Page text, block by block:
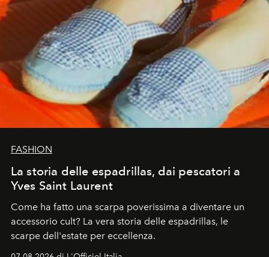
FASHION
La storia delle espadrillas, dai pescatori a
Yves Saint Laurent
Come ha fatto una scarpa poverissima a diventare un
accessorio cult? La vera storia delle espadrillas, le
scarpe dell'estate per eccellenza.